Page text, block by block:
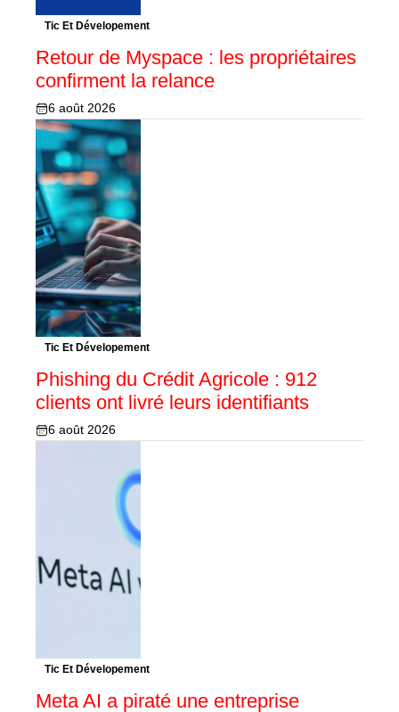
Tic Et Dévelopement
Retour de Myspace : les propriétaires
confirment la relance
6 août 2026
Tic Et Dévelopement
Phishing du Crédit Agricole : 912
clients ont livré leurs identifiants
6 août 2026
Tic Et Dévelopement
Meta AI a piraté une entreprise